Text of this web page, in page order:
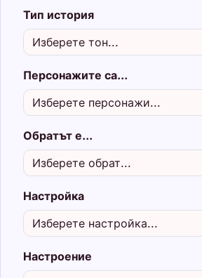
Тип история
Персонажите са...
Обратът е...
Настройка
Настроение